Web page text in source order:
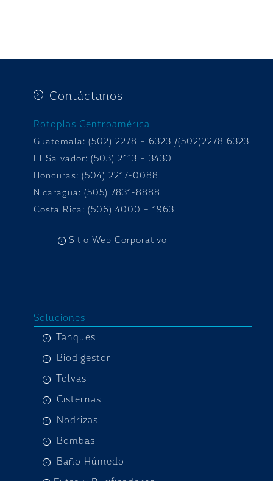
Contáctanos
Rotoplas Centroamérica
Guatemala: (502) 2278 – 6323 /(502)2278 6323
El Salvador: (503) 2113 – 3430
Honduras: (504) 2217-0088
Nicaragua: (505) 7831-8888
Costa Rica: (506) 4000 – 1963
Sitio Web Corporativo
Soluciones
Tanques
Biodigestor
Tolvas
Cisternas
Nodrizas
Bombas
Baño Húmedo